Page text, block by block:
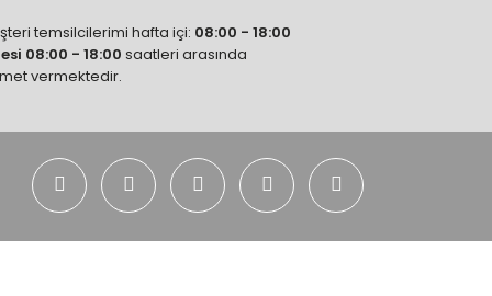
temsilcilerimi hafta içi: 08:00 - 18:00
08:00 - 18:00 saatleri arasında
vermektedir.